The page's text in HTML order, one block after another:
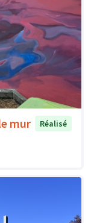
mur
Réalisé